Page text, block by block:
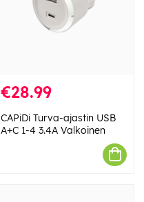
€28.99
CAPiDi Turva-ajastin USB
A+C 1-4 3.4A Valkoinen